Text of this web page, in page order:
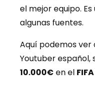
el mejor equipo.
algunas fuentes.
Aquí podemos ver
Youtuber español,
10.000€ en el